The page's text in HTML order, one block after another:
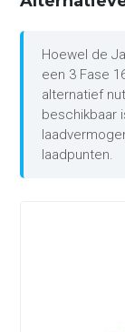
Hoewel de
een 3 Fase
alternatief
beschikbaar
laadpunten.